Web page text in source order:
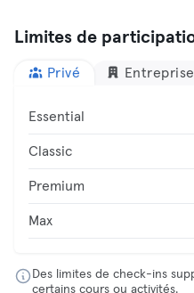
Limites de
Privé Entreprise
Essential
Classic
Premium
Max
Des limites de check-ins
certains cours ou activités.